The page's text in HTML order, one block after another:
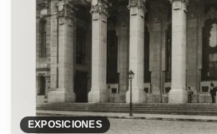
EXPOSICIONES